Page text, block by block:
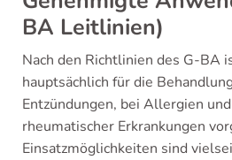
BA Leitlinien)
Nach den Richtlinien des G-BA
hauptsächlich für die
Entzündungen, bei Allergien
rheumatischer Erkrankungen
Einsatzmöglichkeiten sind